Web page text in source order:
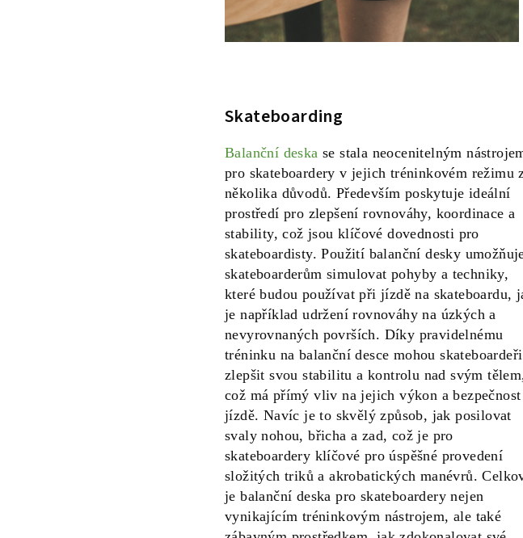
Skateboarding
Balanční deska se stala neocenitelným
pro skateboardery v jejich tréninkovém režimu
několika důvodů. Především poskytuje ideální
prostředí pro zlepšení rovnováhy, koordinace a
stability, což jsou klíčové dovednosti pro
skateboardisty. Použití balanční desky
skateboarderům simulovat pohyby a techniky,
které budou používat při jízdě na skateboardu,
je například udržení rovnováhy na úzkých a
nevyrovnaných površích. Díky pravidelnému
tréninku na balanční desce mohou skateboardeři
zlepšit svou stabilitu a kontrolu nad svým tělem,
což má přímý vliv na jejich výkon a
jízdě. Navíc je to skvělý způsob, jak posilovat
svaly nohou, břicha a zad, což je pro
skateboardery klíčové pro úspěšné provedení
složitých triků a akrobatických manévrů.
je balanční deska pro skateboardery nejen
vynikajícím tréninkovým nástrojem, ale také